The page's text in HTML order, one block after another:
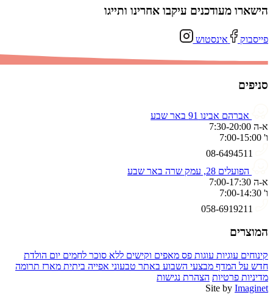
הישארו מעודכנים עיקבו אחרינו ותייגו
פייסבוק אינסטוש
סניפים
אברהם אבינו 91 באר שבע
א-ה 7:30-20:00
ו' 7:00-15:00
הפועלים 28, עמק שרה באר שבע
א-ה 7:00-17:30
ו' 7:00-14:30
המוצרים
קינוחים עוגיות עוגות פס מאפים וקישים ללא סוכר לחמים יום הולדת
חדש על המדף מבצעי השבוע באתר טבעוני אפייה ביתית מארז תרומה
מדיניות פרטיות הצהרת נגישות
Site by Imaginet